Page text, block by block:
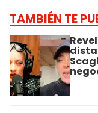
TAMBIÉN TE